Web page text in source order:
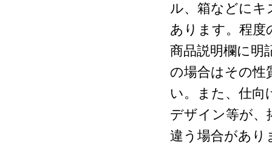
ル、箱などにキ
あります。程度
商品説明欄に明
の場合はその性
い。また、仕向
デザイン等が、
違う場合があり